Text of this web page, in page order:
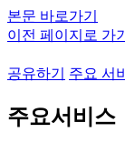
본문 바로가기
이전 페이지로 가기
공유하기 주요 서
주요서비스